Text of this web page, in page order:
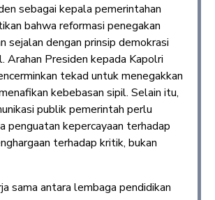
sebagai kepala pemerintahan
bahwa reformasi penegakan
sejalan dengan prinsip demokrasi
Arahan Presiden kepada Kapolri
tekad untuk menegakkan
kebebasan sipil. Selain itu,
publik pemerintah perlu
penguatan kepercayaan terhadap
terhadap kritik, bukan
sama antara lembaga pendidikan